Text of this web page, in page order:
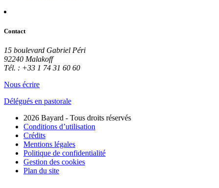
Contact
15 boulevard Gabriel Péri
92240 Malakoff
Tél. : +33 1 74 31 60 60
Nous écrire
Délégués en pastorale
2026 Bayard - Tous droits réservés
Conditions d’utilisation
Crédits
Mentions légales
Politique de confidentialité
Gestion des cookies
Plan du site